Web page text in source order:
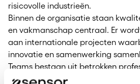
risicovolle industrieën.
Binnen de organisatie staan
en vakmanschap centraal. Er
aan internationale projecten
innovatie en samenwerking
Teams bestaan uit betrokken
elkaar ondersteunen en samen